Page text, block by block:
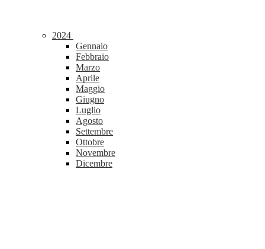
2024
Gennaio
Febbraio
Marzo
Aprile
Maggio
Giugno
Luglio
Agosto
Settembre
Ottobre
Novembre
Dicembre